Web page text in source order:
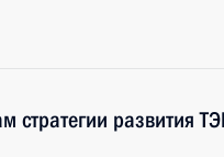
стратегии развития